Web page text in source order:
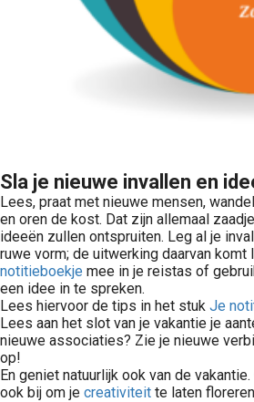
Sla je nieuwe invallen en
Lees, praat met nieuwe mensen,
en oren de kost. Dat zijn allemaal
ideeën zullen ontspruiten. Leg al je
ruwe vorm; de uitwerking daarvan komt
notitieboekje mee in je reistas of
een idee in te spreken.
Lees hiervoor de tips in het stuk Je
Lees aan het slot van je vakantie je
nieuwe associaties? Zie je nieuwe
op!
En geniet natuurlijk ook van de
ook bij om je creativiteit te laten